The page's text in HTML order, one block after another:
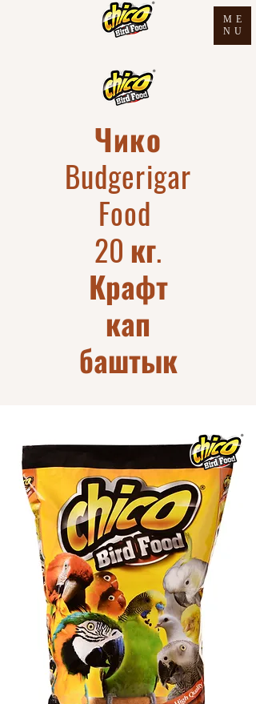
ME
NU
Чико
Budgerigar
Food
20 кг.
Крафт
кап
баштык